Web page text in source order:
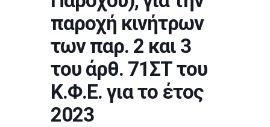
παροχή κινήτρων
των παρ. 2 και 3
του άρθ. 71ΣΤ του
Κ.Φ.Ε. για το έτος
2023